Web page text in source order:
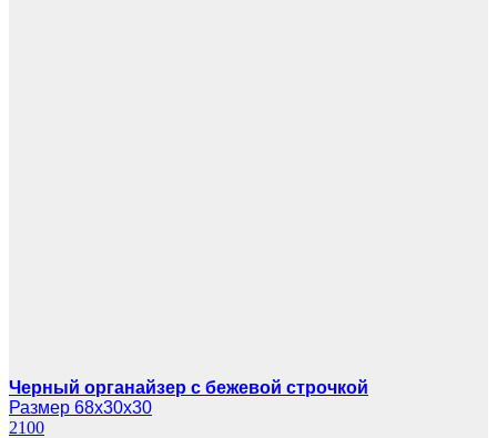
Черный органайзер с бежевой строчкой
Размер 68х30х30
2100